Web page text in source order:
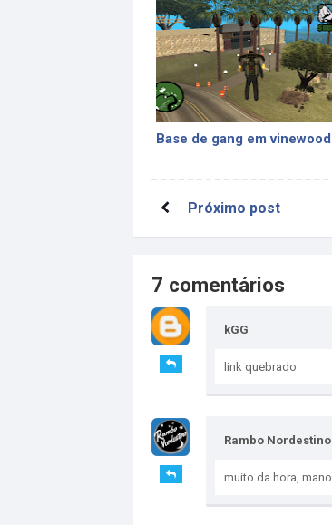
Base de gang em vinewood
Próximo post
7 comentários
kGG
link quebrado
Rambo Nordestino
muito da hora, mano